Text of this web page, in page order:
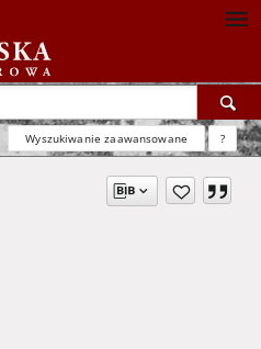
Wyszukiwanie zaawansowane ?